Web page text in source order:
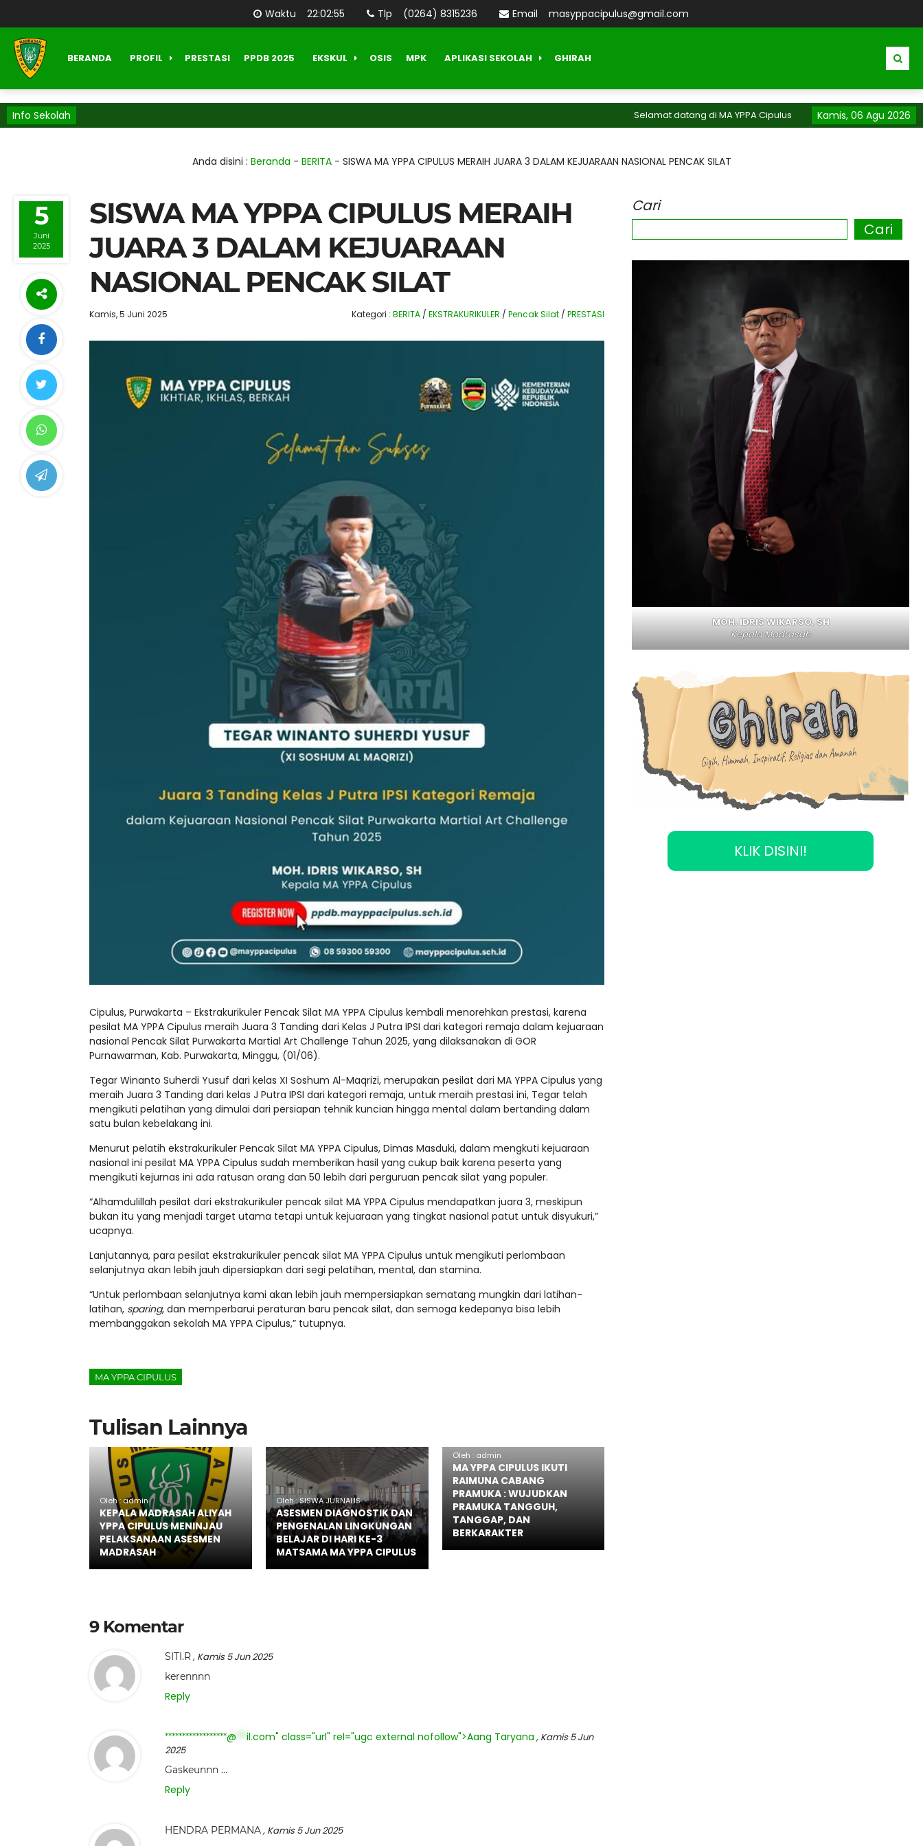
Waktu 22:02:57 Tlp (0264) 8315236 Email masyppacipulus@gmail.com
BERANDA PROFIL PRESTASI PPDB 2025 EKSKUL OSIS MPK APLIKASI SEKOLAH GHIRAH
Info Sekolah Kamis, 06 Agu 2026
Selamat datang di MA YPPA Cipulus
Anda disini : Beranda - BERITA- SISWA MA YPPA CIPULUS MERAIH JUARA 3 DALAM KEJUARAAN NASIONAL PENCAK SILAT
5
Juni
2025
SISWA MA YPPA CIPULUS MERAIH
JUARA 3 DALAM KEJUARAAN
NASIONAL PENCAK SILAT
Kamis, 5 Juni 2025 Kategori :BERITA /EKSTRAKURIKULER /Pencak Silat /PRESTASI
Cipulus, Purwakarta – Ekstrakurikuler Pencak Silat MA YPPA Cipulus kembali menorehkan prestasi, karena
pesilat MA YPPA Cipulus meraih Juara 3 Tanding dari Kelas J Putra IPSI dari kategori remaja dalam kejuaraan
nasional Pencak Silat Purwakarta Martial Art Challenge Tahun 2025, yang dilaksanakan di GOR
Purnawarman, Kab. Purwakarta, Minggu, (01/06).
Tegar Winanto Suherdi Yusuf dari kelas XI Soshum Al-Maqrizi, merupakan pesilat dari MA YPPA Cipulus yang
meraih Juara 3 Tanding dari kelas J Putra IPSI dari kategori remaja, untuk meraih prestasi ini, Tegar telah
mengikuti pelatihan yang dimulai dari persiapan tehnik kuncian hingga mental dalam bertanding dalam
satu bulan kebelakang ini.
Menurut pelatih ekstrakurikuler Pencak Silat MA YPPA Cipulus, Dimas Masduki, dalam mengkuti kejuaraan
nasional ini pesilat MA YPPA Cipulus sudah memberikan hasil yang cukup baik karena peserta yang
mengikuti kejurnas ini ada ratusan orang dan 50 lebih dari perguruan pencak silat yang populer.
“Alhamdulillah pesilat dari ekstrakurikuler pencak silat MA YPPA Cipulus mendapatkan juara 3, meskipun
bukan itu yang menjadi target utama tetapi untuk kejuaraan yang tingkat nasional patut untuk disyukuri,”
ucapnya.
Lanjutannya, para pesilat ekstrakurikuler pencak silat MA YPPA Cipulus untuk mengikuti perlombaan
selanjutnya akan lebih jauh dipersiapkan dari segi pelatihan, mental, dan stamina.
“Untuk perlombaan selanjutnya kami akan lebih jauh mempersiapkan sematang mungkin dari latihan-
latihan, sparing, dan memperbarui peraturan baru pencak silat, dan semoga kedepanya bisa lebih
membanggakan sekolah MA YPPA Cipulus,” tutupnya.
MA YPPA CIPULUS
Tulisan Lainnya
Oleh : admin
KEPALA MADRASAH ALIYAH
YPPA CIPULUS MENINJAU
PELAKSANAAN ASESMEN
MADRASAH
Oleh : SISWA JURNALIS
ASESMEN DIAGNOSTIK DAN
PENGENALAN LINGKUNGAN
BELAJAR DI HARI KE-3
MATSAMA MA YPPA CIPULUS
Oleh : admin
MA YPPA CIPULUS IKUTI
RAIMUNA CABANG
PRAMUKA : WUJUDKAN
PRAMUKA TANGGUH,
TANGGAP, DAN
BERKARAKTER
9 Komentar
SITI.R, Kamis 5 Jun 2025
kerennnn
Reply
******************@ il.com" class="url" rel="ugc external nofollow">Aang Taryana , Kamis 5 Jun
2025
Gaskeunnn …
Reply
HENDRA PERMANA, Kamis 5 Jun 2025
Cari
Cari
MOH. IDRIS WIKARSO, SH
Kepala Madrasah
KLIK DISINI!